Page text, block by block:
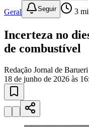
Bairros de Barueri
Selecione sua região Para
JubranBelvalBethavilleBoa
VistaCalifórnia Carapicuíba
Região
Militar
Califórnia Jardim dos Altos
Esperança Jardim Graziela
Geral Seguir 3
Incerteza no
de combustível
Redação Jornal de Barueri
18 de junho de 2026 às